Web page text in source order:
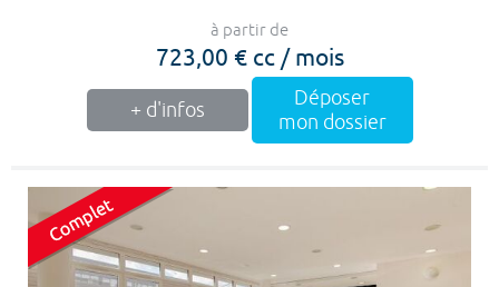
à partir de
723,00 € cc / mois
+ d'infos
Déposer
mon dossier